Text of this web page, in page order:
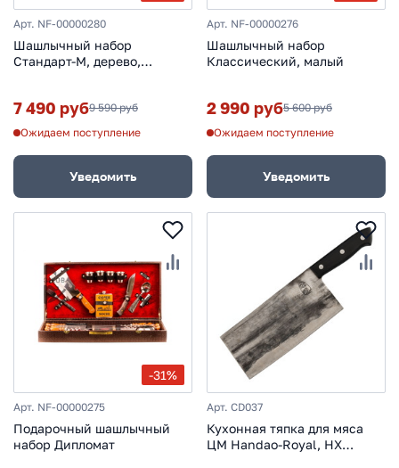
Арт. NF-00000280
Шашлычный набор
Стандарт-М, дерево,
7 490 руб9 590 руб
Ожидаем поступление
Уведомить
Арт. NF-00000276
Шашлычный набор
Классический, малый
2 990 руб5 600 руб
Ожидаем поступление
Уведомить
-31%
Арт. NF-00000275
Подарочный шашлычный
набор Дипломат
Арт. CD037
Кухонная тяпка для мяса
ЦМ Handao-Royal, HX